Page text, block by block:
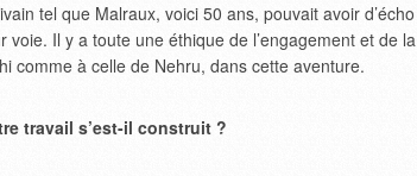
tel que Malraux, voici 50 ans, pouvait avoir
voie. Il y a toute une éthique de l’engagement et de
comme à celle de Nehru, dans cette aventure.
travail s’est-il construit ?